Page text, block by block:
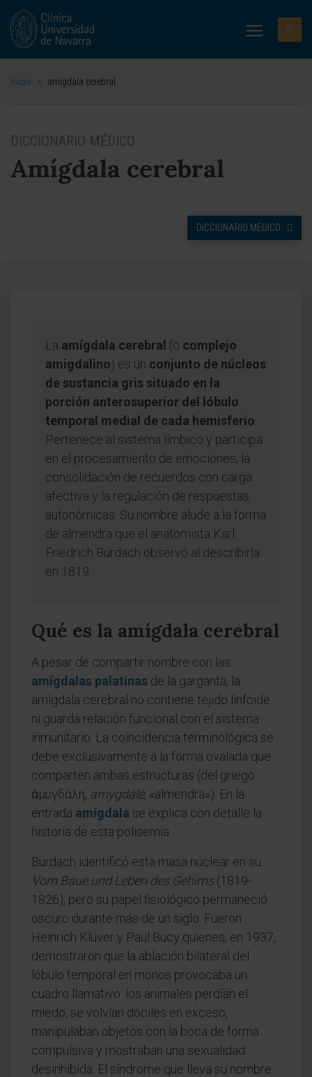
Inicio > amígdala cerebral
DICCIONARIO MÉDICO
Amígdala cerebral
DICCIONARIO MÉDICO
La amígdala cerebral (o complejo
amigdalino) es un conjunto de núcleos
de sustancia gris situado en la
porción anterosuperior del lóbulo
temporal medial de cada hemisferio
Pertenece al sistema límbico y participa
en el procesamiento de emociones, la
consolidación de recuerdos con carga
afectiva y la regulación de respuestas
autonómicas. Su nombre alude a la forma
de almendra que el anatomista Karl
Friedrich Burdach observó al describirla
en 1819.
Qué es la amígdala cerebral
A pesar de compartir nombre con las
amígdalas palatinas de la garganta, la
amígdala cerebral no contiene tejido linfoide
ni guarda relación funcional con el sistema
inmunitario. La coincidencia terminológica se
debe exclusivamente a la forma ovalada que
comparten ambas estructuras (del griego
ἀμυγδάλη, amygdálē, «almendra»). En la
entrada amígdala se explica con detalle la
historia de esta polisemia.
Burdach identificó esta masa nuclear en su
Vom Baue und Leben des Gehirns(1819-
1826), pero su papel fisiológico permaneció
oscuro durante más de un siglo. Fueron
Heinrich Klüver y Paul Bucy quienes, en 1937,
demostraron que la ablación bilateral del
lóbulo temporal en monos provocaba un
cuadro llamativo: los animales perdían el
miedo, se volvían dóciles en exceso,
manipulaban objetos con la boca de forma
compulsiva y mostraban una sexualidad
desinhibida. El síndrome que lleva su nombre